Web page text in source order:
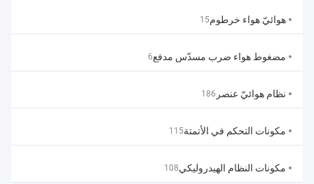
هوائيّ هواء خرطوم15
مضغوط هواء ضرب مسدّس مدفع6
نظام هوائيّ عنصر 186
مكونات التحكم في الأتمتة115
مكونات النظام الهيدروليكي108